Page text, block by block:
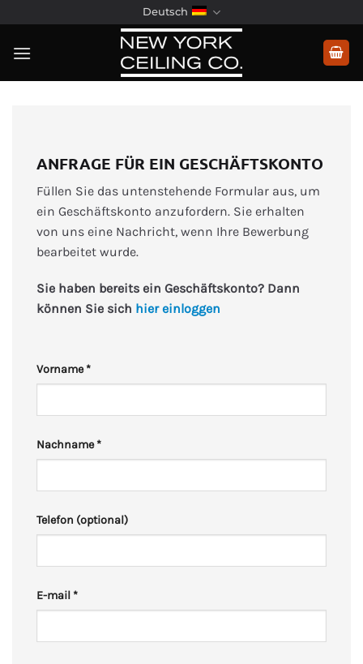
Inhalt
springen
Deutsch
ANFRAGE FÜR EIN GESCHÄFTSKONTO
Füllen Sie das untenstehende Formular aus, um
ein Geschäftskonto anzufordern. Sie erhalten
von uns eine Nachricht, wenn Ihre Bewerbung
bearbeitet wurde.
Sie haben bereits ein Geschäftskonto? Dann
können Sie sich hier einloggen
Vorname*
Nachname*
Telefon (optional)
E-mail *